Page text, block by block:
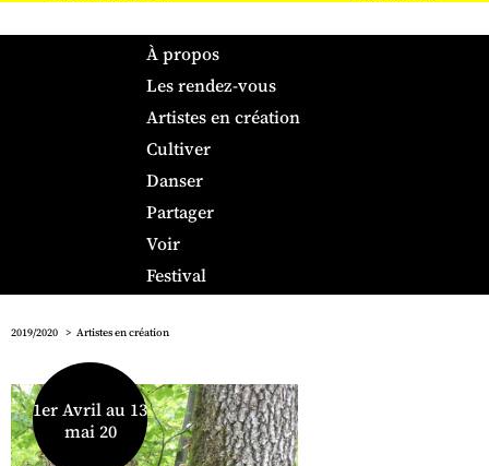
À propos
Les rendez-vous
Artistes en création
Cultiver
Danser
Partager
Voir
Festival
2019/2020 Artistes en création
1er Avril au 13
mai 20